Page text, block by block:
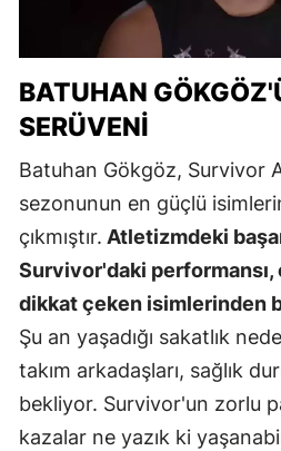
BATUHAN
SERÜVENI
Batuhan Gökgöz, Survivor
sezonunun en güçlü
çıkmıştır. Atletizmdeki
Survivor'daki performansı,
dikkat çeken isimlerinden
Şu an yaşadığı sakatlık
takım arkadaşları, sağlık
bekliyor. Survivor'un zorlu
kazalar ne yazık ki